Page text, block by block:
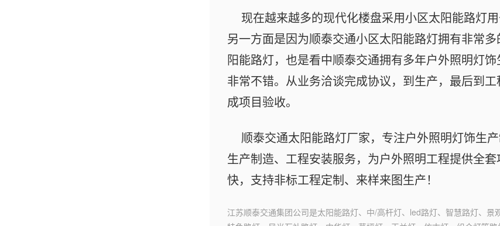
现在越来越多的现代化楼盘采用小区太阳能路灯
另一方面是因为顺泰交通小区太阳能路灯拥有非常
阳能路灯，也是看中顺泰交通拥有多年户外照明灯
非常不错。从业务洽谈完成协议，到生产，最后到工
成项目验收。
顺泰交通太阳能路灯厂家，专注户外照明灯饰生
生产制造、工程安装服务，为户外照明工程提供全
快，支持非标工程定制、来样来图生产！
江苏顺泰交通集团公司是太阳能路灯、中/高杆灯、led路灯、智慧路灯、